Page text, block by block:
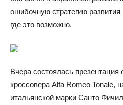
ошибочную стратегию
где это возможно.
Вчера состоялась
кроссовера Alfa Romeo Tonale,
итальянской марки Санто